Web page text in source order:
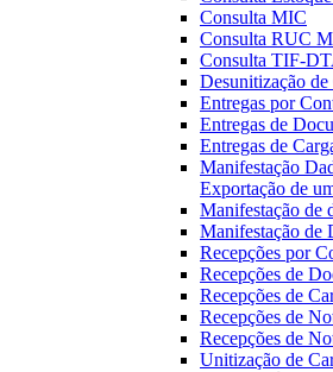
Consulta MIC
Consulta RUC
Consulta TIF-
Desunitização de
Entregas por
Entregas de
Entregas de
Manifestação
Exportação de
Manifestação de
Manifestação de
Recepções por
Recepções de
Recepções de
Recepções de
Recepções de
Unitização de